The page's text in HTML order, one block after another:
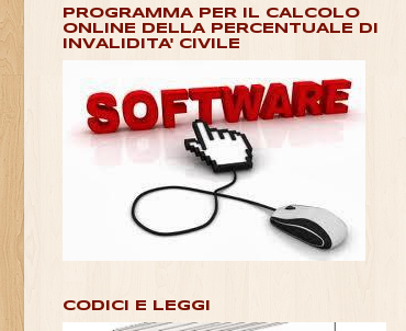
PROGRAMMA PER IL CALCOLO
ONLINE DELLA PERCENTUALE DI
INVALIDITA' CIVILE
CODICI E LEGGI